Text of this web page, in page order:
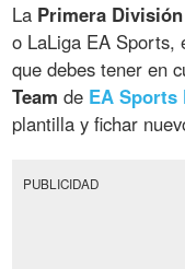
La Primera
o LaLiga EA Sports,
que debes tener en
Team de EA Sports
plantilla y fichar
PUBLICIDAD